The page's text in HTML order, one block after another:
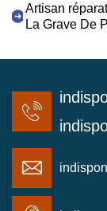
Artisan
La Grave De